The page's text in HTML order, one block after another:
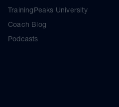
TrainingPeaks University
Coach Blog
Podcasts